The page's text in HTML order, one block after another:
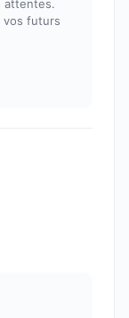
attentes.
vos futurs